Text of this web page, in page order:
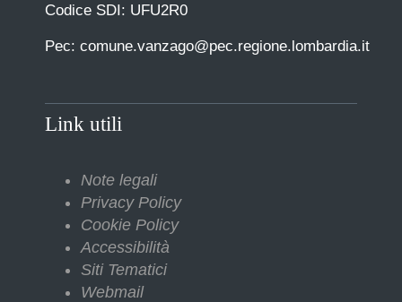
Codice SDI: UFU2R0
Pec: comune.vanzago@pec.regione.lombardia.it
Link utili
Note legali
Privacy Policy
Cookie Policy
Accessibilità
Siti Tematici
Webmail